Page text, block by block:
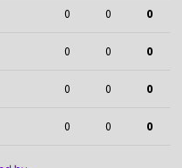
0 0 0
0 0 0
0 0 0
0 0 0